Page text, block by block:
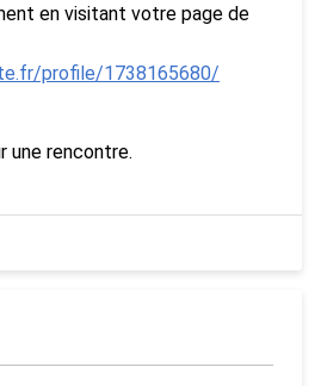
en visitant votre page de
profile/1738165680/
une rencontre.